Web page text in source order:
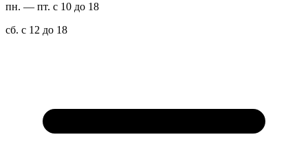
пн. — пт. с 10 до 18
сб. с 12 до 18